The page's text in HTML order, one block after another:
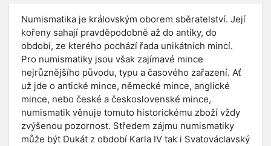
Numismatika je královským oborem sběratelství. Její
kořeny sahají pravděpodobně až do antiky, do
období, ze kterého pochází řada unikátních mincí.
Pro numismatiky jsou však zajímavé mince
nejrůznějšího původu, typu a časového zařazení. Ať
už jde o antické mince, německé mince, anglické
mince, nebo české a československé mince,
numismatik věnuje tomuto historickému zboží vždy
zvýšenou pozornost. Středem zájmu numismatiky
může být Dukát z období Karla IV tak i Svatováclavský